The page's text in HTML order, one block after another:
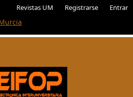
Revistas UM Registrarse Entrar